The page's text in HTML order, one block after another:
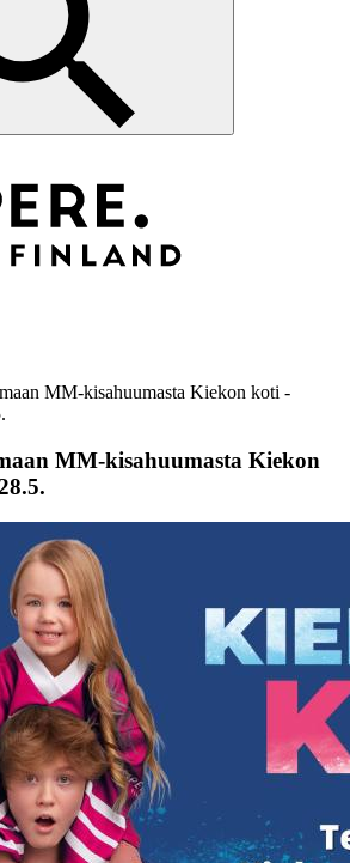
MM-kisahuumasta Kiekon koti -
MM-kisahuumasta Kiekon